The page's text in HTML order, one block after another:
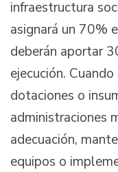
infraestructura
asignará un 70%
deberán aportar
ejecución.
dotaciones o
administraciones
adecuación,
equipos o